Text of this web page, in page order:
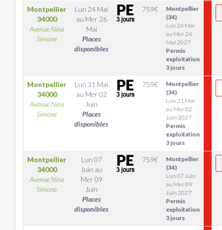
Montpellier
34000
Avenue Nina
Simone
Lun 24 Mai
au Mer 26
Mai
Places
disponibles
759€
Montpellier
(34)
Lun 24 Mai
au Mer 26
Mai 2027
Permis
exploitation
3 jours
Montpellier
34000
Avenue Nina
Simone
Lun 31 Mai
au Mer 02
Juin
Places
disponibles
759€
Montpellier
(34)
Lun 31 Mai
au Mer 02
Juin 2027
Permis
exploitation
3 jours
Montpellier
34000
Avenue Nina
Simone
Lun 07
Juin au
Mer 09
Juin
Places
disponibles
759€
Montpellier
(34)
Lun 07 Juin
au Mer 09
Juin 2027
Permis
exploitation
3 jours